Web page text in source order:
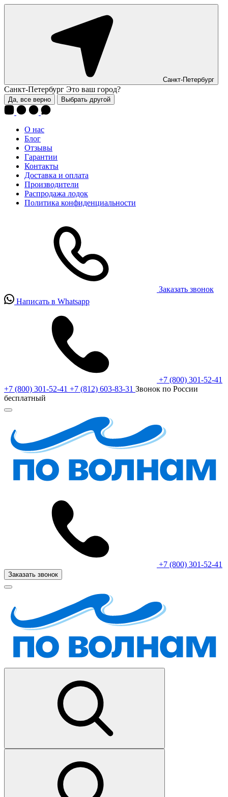
Санкт-Петербург
Санкт-Петербург Это ваш город?
Да, все верно Выбрать другой
О нас
Блог
Отзывы
Гарантии
Контакты
Доставка и оплата
Производители
Распродажа лодок
Политика конфиденциальности
Заказать звонок
Написать в Whatsapp
+7 (800) 301-52-41
+7 (800) 301-52-41 +7 (812) 603-83-31 Звонок по России
бесплатный
+7 (800) 301-52-41
Заказать звонок